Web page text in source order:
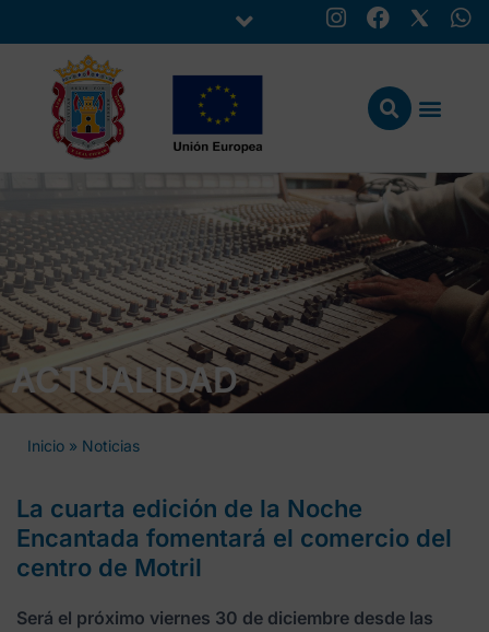
ACTUALIDAD
Inicio » Noticias
La cuarta edición de la Noche
Encantada fomentará el comercio del
centro de Motril
Será el próximo viernes 30 de diciembre desde las